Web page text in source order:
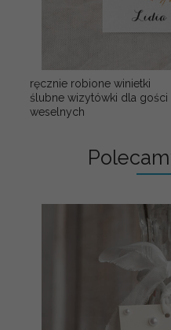
ręcznie robione winietki
ślubne wizytówki dla gości
weselnych